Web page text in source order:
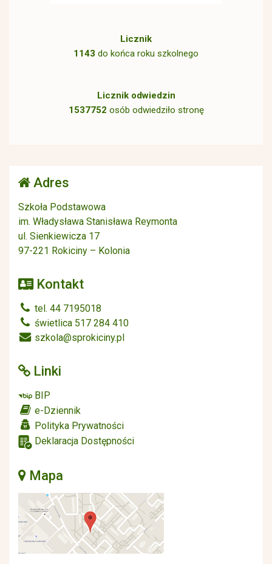
Licznik
1143 do końca roku szkolnego
Licznik odwiedzin
1537752 osób odwiedziło stronę
Adres
Szkoła Podstawowa
im. Władysława Stanisława Reymonta
ul. Sienkiewicza 17
97-221 Rokiciny – Kolonia
Kontakt
tel. 44 7195018
świetlica 517 284 410
szkola@sprokiciny.pl
Linki
BIP
e-Dziennik
Polityka Prywatności
Deklaracja Dostępności
Mapa